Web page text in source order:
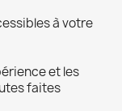
à votre
et les
faites